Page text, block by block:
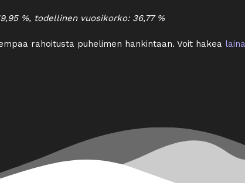
%, todellinen vuosikorko: 36,77 %
rahoitusta puhelimen hankintaan. Voit hakea